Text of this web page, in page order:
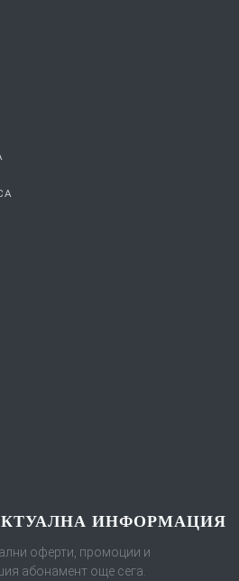
ИНФОРМАЦИЯ
оферти, промоции и
абонамент още сега.